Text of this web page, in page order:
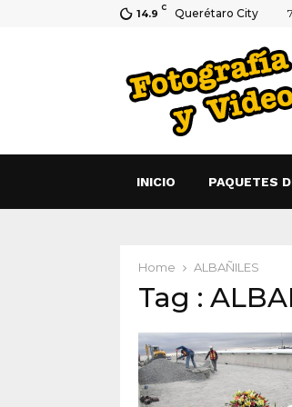
14.9 C Querétaro City
INICIO PAQUETES
Home ALBAÑILES
Tag :